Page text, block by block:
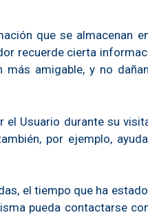
que se almacenan
recuerde cierta
más amigable, y no
Usuario durante su
por ejemplo,
el tiempo que ha
pueda contactarse